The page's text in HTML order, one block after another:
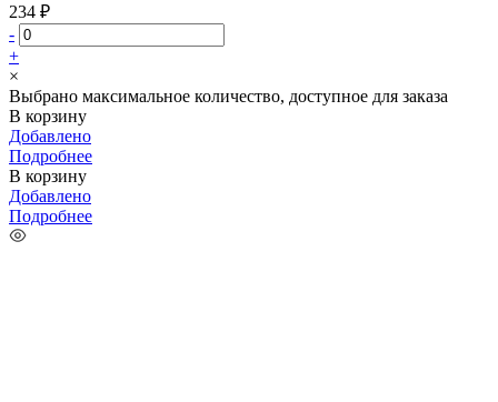
234 ₽
-
+
×
Выбрано максимальное количество, доступное для заказа
В корзину
Добавлено
Подробнее
В корзину
Добавлено
Подробнее